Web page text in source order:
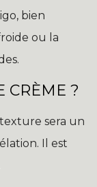
bien
ou la
CRÈME ?
sera un
Il est